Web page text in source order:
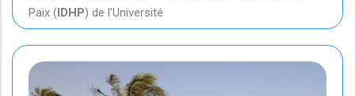
Paix (IDHP) de l'Université